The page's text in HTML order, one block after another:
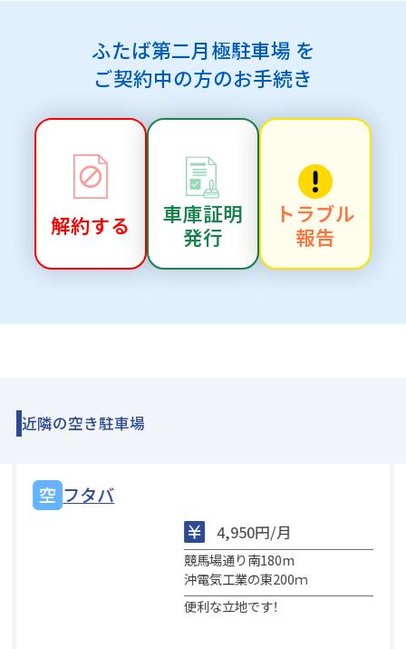
ふたば第二月極駐車場 を
ご契約中の方のお手続き
解約する
車庫証明
発行
トラブル
報告
近隣の空き駐車場
フタバ
4,950円/月
競馬場通り南180m
沖電気工業の東200ｍ
便利な立地です！